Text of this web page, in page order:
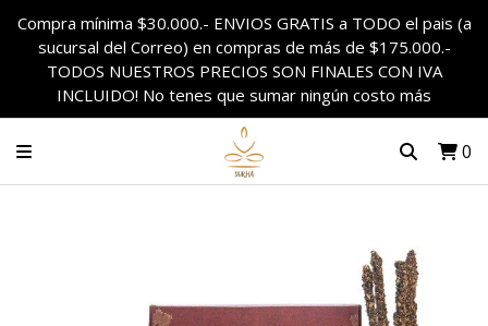
Compra mínima $30.000.- ENVIOS GRATIS a TODO el pais (a
sucursal del Correo) en compras de más de $175.000.-
TODOS NUESTROS PRECIOS SON FINALES CON IVA
INCLUIDO! No tenes que sumar ningún costo más
0